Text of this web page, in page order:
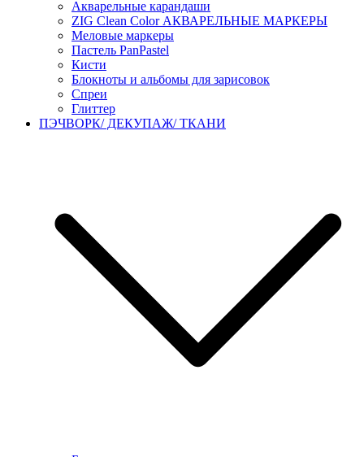
Акварельные карандаши
ZIG Clean Color АКВАРЕЛЬНЫЕ МАРКЕРЫ
Меловые маркеры
Пастель PanPastel
Кисти
Блокноты и альбомы для зарисовок
Спреи
Глиттер
ПЭЧВОРК/ ДЕКУПАЖ/ ТКАНИ